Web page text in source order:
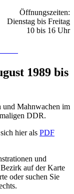
Öffnungszeiten:
Dienstag bis Freitag
10 bis 16 Uhr
1989 bis
und Mahnwachen im
DDR.
hier als PDF
und
auf der Karte
oder suchen Sie